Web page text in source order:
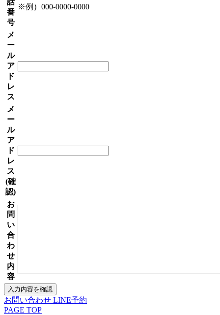
話
番
号
※例）000-0000-0000
メ
ー
ル
ア
ド
レ
ス
メ
ー
ル
ア
ド
レ
ス
(確
認)
お
問
い
合
わ
せ
内
容
お問い合わせ LINE予約
PAGE TOP